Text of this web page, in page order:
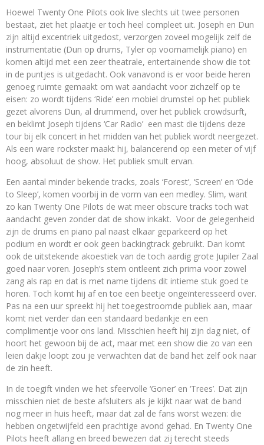
Hoewel Twenty One Pilots ook live slechts uit twee personen
bestaat, ziet het plaatje er toch heel compleet uit. Joseph en Dun
zijn altijd excentriek uitgedost, verzorgen zoveel mogelijk zelf de
instrumentatie (Dun op drums, Tyler op voornamelijk piano) en
komen altijd met een zeer theatrale, entertainende show die tot
in de puntjes is uitgedacht. Ook vanavond is er voor beide heren
genoeg ruimte gemaakt om wat aandacht voor zichzelf op te
eisen: zo wordt tijdens ‘Ride’ een mobiel drumstel op het publiek
gezet alvorens Dun, al drummend, over het publiek crowdsurft,
en beklimt Joseph tijdens ‘Car Radio’ een mast die tijdens deze
tour bij elk concert in het midden van het publiek wordt neergezet.
Als een ware rockster maakt hij, balancerend op een meter of vijf
hoog, absoluut de show. Het publiek smult ervan.
Een aantal minder bekende tracks, zoals ‘Forest’, ‘Screen’ en ‘Ode
to Sleep’, komen voorbij in de vorm van een medley. Slim, want
zo kan Twenty One Pilots de wat meer obscure tracks toch wat
aandacht geven zonder dat de show inkakt. Voor de gelegenheid
zijn de drums en piano pal naast elkaar geparkeerd op het
podium en wordt er ook geen backingtrack gebruikt. Dan komt
ook de uitstekende akoestiek van de toch aardig grote Jupiler Zaal
goed naar voren. Joseph’s stem ontleent zich prima voor zowel
zang als rap en dat is met name tijdens dit intieme stuk goed te
horen. Toch komt hij af en toe een beetje ongeïnteresseerd over.
Pas na een uur spreekt hij het toegestroomde publiek aan, maar
komt niet verder dan een standaard bedankje en een
complimentje voor ons land. Misschien heeft hij zijn dag niet, of
hoort het gewoon bij de act, maar met een show die zo van een
leien dakje loopt zou je verwachten dat de band het zelf ook naar
de zin heeft.
In de toegift vinden we het sfeervolle ‘Goner’ en ‘Trees’. Dat zijn
misschien niet de beste afsluiters als je kijkt naar wat de band
nog meer in huis heeft, maar dat zal de fans worst wezen: die
hebben ongetwijfeld een prachtige avond gehad. En Twenty One
Pilots heeft allang en breed bewezen dat zij terecht steeds